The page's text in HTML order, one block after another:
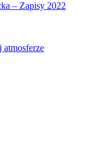
– Zapisy 2022
atmosferze